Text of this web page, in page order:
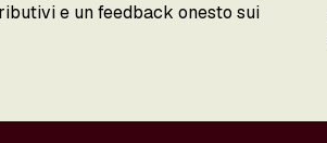
e un feedback onesto sui